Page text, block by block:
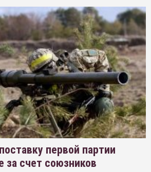
первой партии
за счет союзников